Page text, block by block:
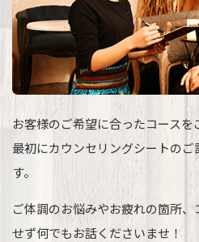
お客様のご希望に合ったコースを
最初にカウンセリングシートの
す。
ご体調のお悩みやお疲れの箇所
せず何でもお話くださいませ！